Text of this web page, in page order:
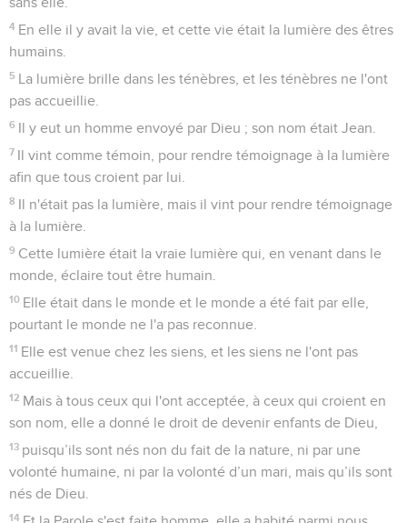
Jean 1
Les vidéos ne sont pas disponibles aux USA et C anada.
La Parole de lumière et de vie
1 Au commencement, la Parole existait déjà. La Parole était
avec Dieu et la Parole était Dieu.
2 Elle était au commencement avec Dieu.
3 Tout a été fait par elle et rien de ce qui a été fait n'a été fait
sans elle.
4 En elle il y avait la vie, et cette vie était la lumière des êtres
humains.
5 La lumière brille dans les ténèbres, et les ténèbres ne l'ont
pas accueillie.
6 Il y eut un homme envoyé par Dieu ; son nom était Jean.
7 Il vint comme témoin, pour rendre témoignage à la lumière
afin que tous croient par lui.
8 Il n'était pas la lumière, mais il vint pour rendre témoignage
à la lumière.